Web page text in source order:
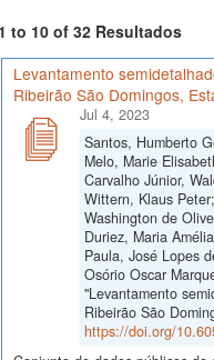
to 10 of 32 Resultados
Levantamento
Ribeirão São Domingos,
Jul 4, 2023
Santos, Humberto
Melo, Marie
Carvalho Júnior,
Wittern, Klaus
Washington de
Duriez, Maria
Paula, José Lopes
Osório Oscar
"Levantamento
Ribeirão São
https://doi.org/